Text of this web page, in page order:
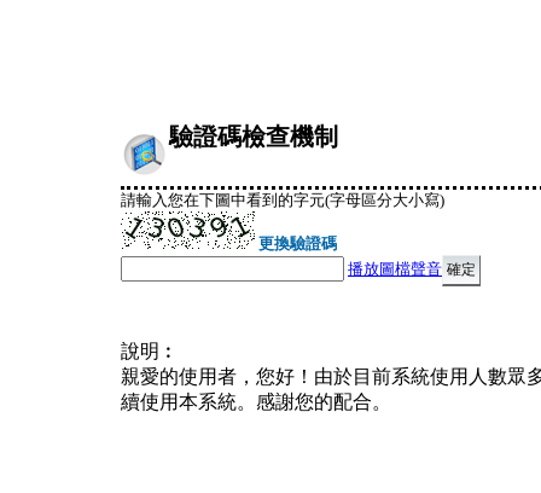
驗證碼檢查機制
請輸入您在下圖中看到的字元(字母區分大小寫)
更換驗證碼
播放圖檔聲音
說明︰
親愛的使用者，您好！由於目前系統使用人數眾
續使用本系統。感謝您的配合。